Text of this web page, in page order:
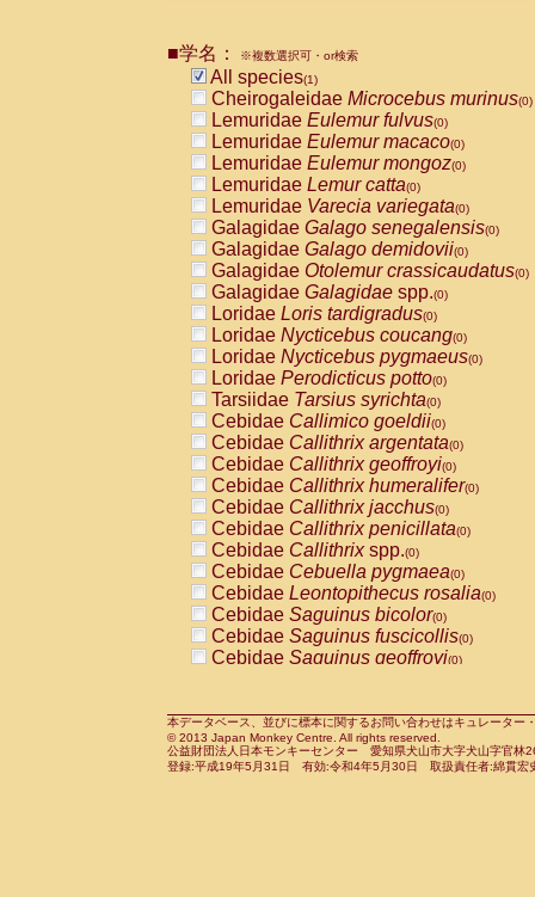
CebidaeCebus nigrivittatus
CebidaeCebus
CebidaeSaimiri boliviensis(0)
CebidaeSaimiri sciureus(0)
AtelidaeAlouatta caraya(0)
AtelidaeAlouatta fusca(0)
AtelidaeAlouatta seniculus
AtelidaeAlouattaspp.(0)
AtelidaeAteles belzebuth(0)
AtelidaeAteles geoffroyi(0)
AtelidaeAteles paniscus(0)
AtelidaeAtelesspp.(0)
Atelidae Lagothrix lagothricha
AtelidaeLagothrix lagothricha cana
PitheciidaeCacajao calvus
PitheciidaeCallicebus cupreus
PitheciidaeCallicebus donacophilus
PitheciidaeCallicebus moloch
PitheciidaeCallicebus torquatus
PitheciidaeCallicebusspp.(0)
PitheciidaeChiropotes satanas(0)
PitheciidaePithecia monachus
PitheciidaePithecia pithecia(0)
CercopithecidaeCercocebus agilis
CercopithecidaeCercocebus
CercopithecidaeCercocebus
CercopithecidaeCercocebus
CercopithecidaeCercocebus
CercopithecidaeCercocebushybrid
CercopithecidaePapio anubis(0)
CercopithecidaePapio cynocephalus
CercopithecidaePapio hamadryas(0)
■学名： ※複数選択可・or検索
All species(1)
Cheirogaleidae Microcebus murinus(0)
Lemuridae Eulemur fulvus(0)
Lemuridae Eulemur macaco(0)
Lemuridae Eulemur mongoz(0)
Lemuridae Lemur catta(0)
Lemuridae Varecia variegata(0)
Galagidae Galago senegalensis(0)
Galagidae Galago demidovii(0)
Galagidae Otolemur crassicaudatus(0)
Galagidae Galagidae spp.(0)
Loridae Loris tardigradus(0)
Loridae Nycticebus coucang(0)
Loridae Nycticebus pygmaeus(0)
Loridae Perodicticus potto(0)
Tarsiidae Tarsius syrichta(0)
Cebidae Callimico goeldii(0)
Cebidae Callithrix argentata(0)
Cebidae Callithrix geoffroyi(0)
Cebidae Callithrix humeralifer(0)
Cebidae Callithrix jacchus(0)
Cebidae Callithrix penicillata(0)
Cebidae Callithrixspp.(0)
Cebidae Cebuella pygmaea(0)
Cebidae Leontopithecus rosalia(0)
Cebidae Saguinus bicolor(0)
Cebidae Saguinus fuscicollis(0)
Cebidae Saguinus geoffroyi(0)
CebidaeSaguinus leucopus(0)
CebidaeSaguinus midas(0)
Cebidae Saguinus mystax(0)
本データベース、並びに標本に関するお問い合わせはキュレータ
© 2013 Japan Monkey Centre. All rights reserved.
公益財団法人日本モンキーセンター 愛知県犬山市大字犬山字官
登録:平成19年5月31日 有効:令和4年5月30日 取扱責任者:綿貫宏